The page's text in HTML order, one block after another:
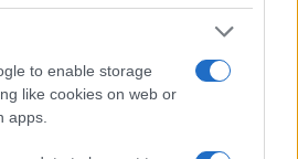
to enable storage
like cookies on web or
apps.
ΝΕΡΟΥ
στο Google News